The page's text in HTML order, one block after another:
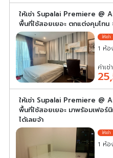
ให้เช่า Supalai Premiere @
พื้นที่ใช้สอยเยอะ ตกแต่งคุมโทน
1 ห้
ค่าเ
ให้เช่า Supalai Premiere @
พื้นที่ใช้สอยเยอะ มาพร้อมเฟอร์นิ
ได้เลยจ้า
1 ห้